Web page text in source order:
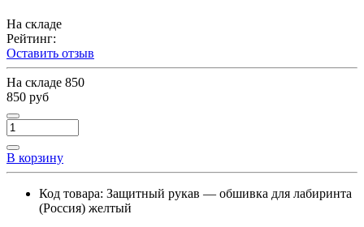
На складе
Рейтинг:
Оставить отзыв
На складе 850
850 руб
В корзину
Код товара: Защитный рукав — обшивка для лабиринта
(Россия) желтый